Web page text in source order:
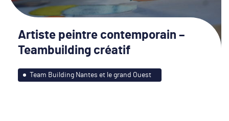
Artiste peintre contemporain –
Teambuilding créatif
Team Building Nantes et le grand Ouest